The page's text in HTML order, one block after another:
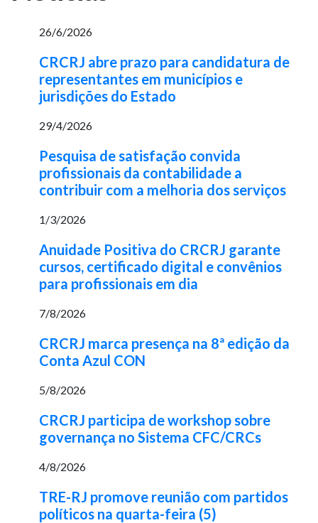
26/6/2026
CRCRJ abre prazo para candidatura de
representantes em municípios e
jurisdições do Estado
29/4/2026
Pesquisa de satisfação convida
profissionais da contabilidade a
contribuir com a melhoria dos serviços
1/3/2026
Anuidade Positiva do CRCRJ garante
cursos, certificado digital e convênios
para profissionais em dia
7/8/2026
CRCRJ marca presença na 8ª edição da
Conta Azul CON
5/8/2026
CRCRJ participa de workshop sobre
governança no Sistema CFC/CRCs
4/8/2026
TRE-RJ promove reunião com partidos
políticos na quarta-feira (5)